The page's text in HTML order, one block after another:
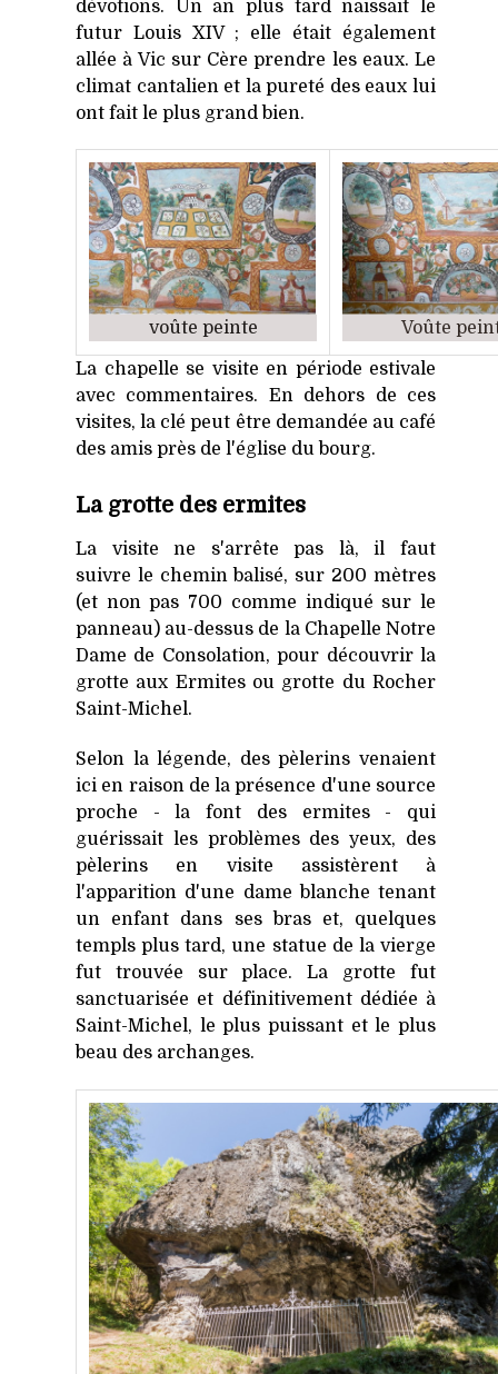
dévotions. Un an plus tard naissait le
futur Louis XIV ; elle était également
allée à Vic sur Cère prendre les eaux. Le
climat cantalien et la pureté des eaux lui
ont fait le plus grand bien.
voûte peinte Voûte
La chapelle se visite en période estivale
avec commentaires. En dehors de ces
visites, la clé peut être demandée au café
des amis près de l'église du bourg.
La grotte des ermites
La visite ne s'arrête pas là, il faut
suivre le chemin balisé, sur 200 mètres
(et non pas 700 comme indiqué sur le
panneau) au-dessus de la Chapelle Notre
Dame de Consolation, pour découvrir la
grotte aux Ermites ou grotte du Rocher
Saint-Michel.
Selon la légende, des pèlerins venaient
ici en raison de la présence d'une source
proche - la font des ermites - qui
guérissait les problèmes des yeux, des
pèlerins en visite assistèrent à
l'apparition d'une dame blanche tenant
un enfant dans ses bras et, quelques
templs plus tard, une statue de la vierge
fut trouvée sur place. La grotte fut
sanctuarisée et définitivement dédiée à
Saint-Michel, le plus puissant et le plus
beau des archanges.